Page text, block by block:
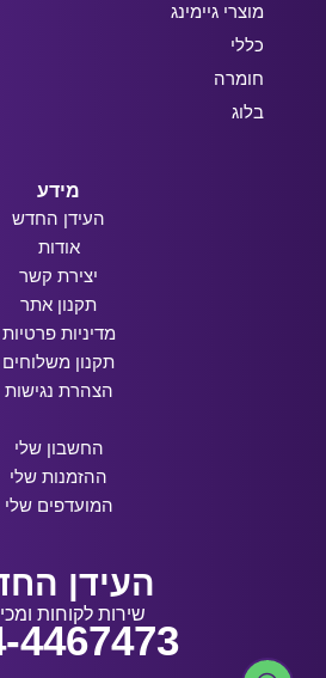
מוצרי גיימינג
כללי
חומרה
בלוג
מידע
העידן החדש
אודות
יצירת קשר
תקנון אתר
מדיניות פרטיות
תקנון משלוחים
הצהרת נגישות
החשבון שלי
ההזמנות שלי
המועדפים שלי
העידן
שירות לקוחות
4467473